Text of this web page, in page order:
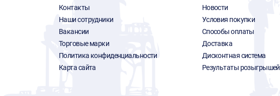
Контакты
Наши сотрудники
Вакансии
Торговые марки
Политика конфиденциальности
Карта сайта
Новости
Условия покупки
Способы оплаты
Доставка
Дисконтная система
Результаты розыгрышей